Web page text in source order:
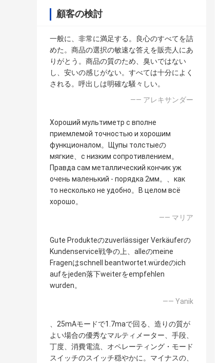
顧客の検討
一般に、非常に満足する。良心のすべてを詰
めた。商品の選択の敏速な答えを販売人にあ
りがとう。商品の質のため、臭いではない
し、安いの感じがない。すべては十分によく
される。呼出しは明確な騒々しい。
—— アレキサンダー
Хороший мультиметр с вполне
приемлемой точностью и хорошим
функционалом。Щупы толстыеの
мягкие、с низким сопротивлением。
Правда сам металлический кончик уж
очень маленький - порядка 2мм。、как
то несколько не удобно。В целом всё
хорошо。
—— マリア
Gute Produkteのzuverlässiger Verkäuferの
Kundenservice戦争の上、alleのmeine
Fragenはschnell beantwortet.würdeのich
aufをjeden落下weiterをempfehlen
wurden。
—— Yanik
、25mAモードで1.7maで回る、造りの質が
よい場合の優秀なマルティメーター、手段、
丁度、消費電流、オペレーティング・モード
スイッチのスイッチ穏やかに。マイナスの、